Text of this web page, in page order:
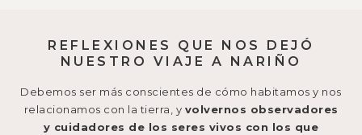
REFLEXIONES QUE NOS DEJÓ
NUESTRO VIAJE A NARIÑO
Debemos ser más conscientes de cómo habitamos y nos
relacionamos con la tierra, y volvernos observadores
y cuidadores de los seres vivos con los que